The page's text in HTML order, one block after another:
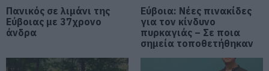
Συγκινεί Ενορία στην Εύβοια!
Συγκεντρώνει τρόφιμα για
Δεκαπενταύγουστο!
Πανικός σε λιμάνι της
Εύβοιας με 37χρονο
άνδρα
Εύβοια: Νέες πινακίδες
για τον κίνδυνο
πυρκαγιάς – Σε ποια
σημεία τοποθετήθηκαν